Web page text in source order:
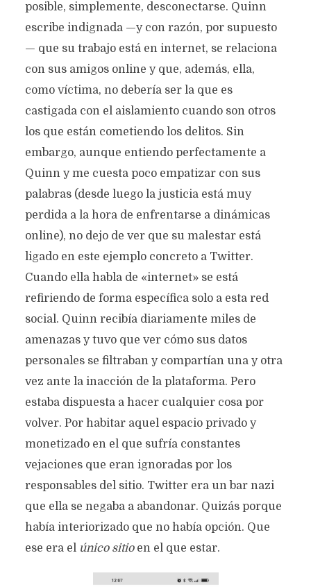
posible, simplemente, desconectarse. Quinn
escribe indignada —y con razón, por supuesto
— que su trabajo está en internet, se relaciona
con sus amigos online y que, además, ella,
como víctima, no debería ser la que es
castigada con el aislamiento cuando son otros
los que están cometiendo los delitos. Sin
embargo, aunque entiendo perfectamente a
Quinn y me cuesta poco empatizar con sus
palabras (desde luego la justicia está muy
perdida a la hora de enfrentarse a dinámicas
online), no dejo de ver que su malestar está
ligado en este ejemplo concreto a Twitter.
Cuando ella habla de «internet» se está
refiriendo de forma específica solo a esta red
social. Quinn recibía diariamente miles de
amenazas y tuvo que ver cómo sus datos
personales se filtraban y compartían una y otra
vez ante la inacción de la plataforma. Pero
estaba dispuesta a hacer cualquier cosa por
volver. Por habitar aquel espacio privado y
monetizado en el que sufría constantes
vejaciones que eran ignoradas por los
responsables del sitio. Twitter era un bar nazi
que ella se negaba a abandonar. Quizás porque
había interiorizado que no había opción. Que
ese era elúnico sitio en el que estar.